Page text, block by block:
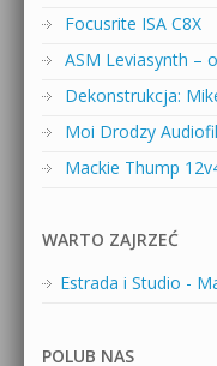
Focusrite ISA C8X
ASM Leviasynth –
Dekonstrukcja:
Moi Drodzy
Mackie Thump
WARTO ZAJRZEĆ
Estrada i Studio -
POLUB NAS